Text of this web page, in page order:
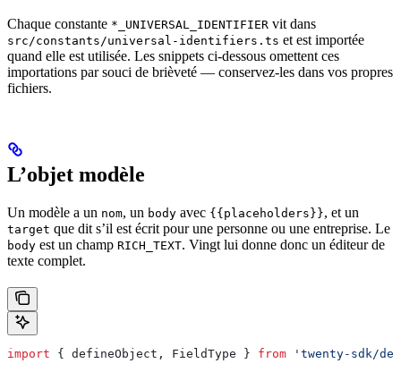
Chaque constante *_UNIVERSAL_IDENTIFIER vit dans
src/constants/universal-identifiers.ts et est importée
quand elle est utilisée. Les snippets ci-dessous omettent ces
importations par souci de brièveté — conservez-les dans vos propres
fichiers.
L’objet modèle
Un modèle a un nom, un body avec {{placeholders}}, et un
target que dit s’il est écrit pour une personne ou une entreprise. Le
body est un champ RICH_TEXT. Vingt lui donne donc un éditeur de
texte complet.
import { defineObject , FieldType } from 'twenty-sdk/